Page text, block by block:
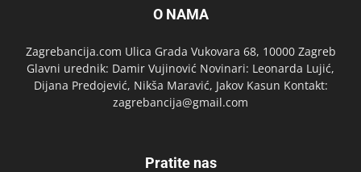
O NAMA
Zagrebancija.com Ulica Grada Vukovara 68, 10000 Zagreb
Glavni urednik: Damir Vujinović Novinari: Leonarda Lujić,
Dijana Predojević, Nikša Maravić, Jakov Kasun Kontakt:
zagrebancija@gmail.com
Pratite nas